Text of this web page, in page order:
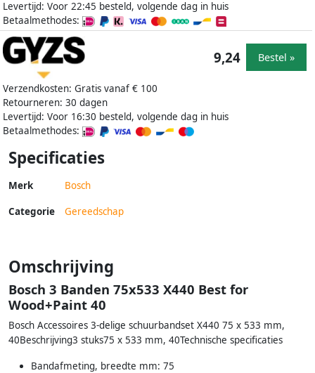
Levertijd: Voor 22:45 besteld, volgende dag in huis
Betaalmethodes:
Verzendkosten: Gratis vanaf € 100
Retourneren: 30 dagen
Levertijd: Voor 16:30 besteld, volgende dag in huis
Betaalmethodes:
9,24 Bestel »
Specificaties
Merk Bosch
Categorie Gereedschap
Omschrijving
Bosch 3 Banden 75x533 X440 Best for
Wood+Paint 40
Bosch Accessoires 3-delige schuurbandset X440 75 x 533 mm,
40Beschrijving3 stuks75 x 533 mm, 40Technische specificaties
Bandafmeting, breedte mm: 75